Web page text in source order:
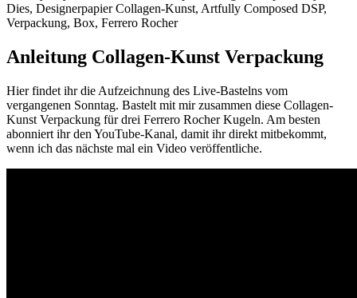
Anleitung Collagen-Kunst Verpackung
Hier findet ihr die Aufzeichnung des Live-Bastelns vom
vergangenen Sonntag. Bastelt mit mir zusammen diese Collagen-
Kunst Verpackung für drei Ferrero Rocher Kugeln. Am besten
abonniert ihr den YouTube-Kanal, damit ihr direkt mitbekommt,
wenn ich das nächste mal ein Video veröffentliche.